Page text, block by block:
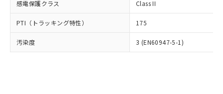
感電保護クラス Class II
PTI（トラッキング特性） 175
汚染度 3 (EN60947-5-1)
※当社の共同利用者とは、"個人情報
の「1.共同利
用者の範囲」に記載されている法人を
指します。
EU RoHS指令（10物質）の非含有証明書
51物質の非含有証明書（当社基準）
※本証明書は発行日時点で非含有を証明す
るもので、過去に遡って非含有を証明する